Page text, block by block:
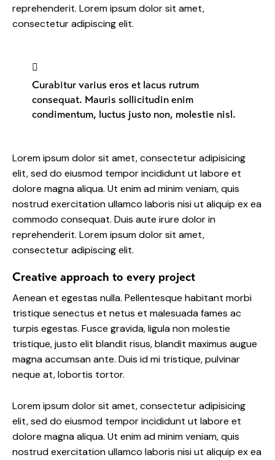
reprehenderit. Lorem ipsum dolor sit amet,
consectetur adipiscing elit.
Curabitur varius eros et lacus rutrum
consequat. Mauris sollicitudin enim
condimentum, luctus justo non, molestie nisl.
Lorem ipsum dolor sit amet, consectetur adipisicing
elit, sed do eiusmod tempor incididunt ut labore et
dolore magna aliqua. Ut enim ad minim veniam, quis
nostrud exercitation ullamco laboris nisi ut aliquip ex ea
commodo consequat. Duis aute irure dolor in
reprehenderit. Lorem ipsum dolor sit amet,
consectetur adipiscing elit.
Creative approach to every project
Aenean et egestas nulla. Pellentesque habitant morbi
tristique senectus et netus et malesuada fames ac
turpis egestas. Fusce gravida, ligula non molestie
tristique, justo elit blandit risus, blandit maximus augue
magna accumsan ante. Duis id mi tristique, pulvinar
neque at, lobortis tortor.
Lorem ipsum dolor sit amet, consectetur adipisicing
elit, sed do eiusmod tempor incididunt ut labore et
dolore magna aliqua. Ut enim ad minim veniam, quis
nostrud exercitation ullamco laboris nisi ut aliquip ex ea